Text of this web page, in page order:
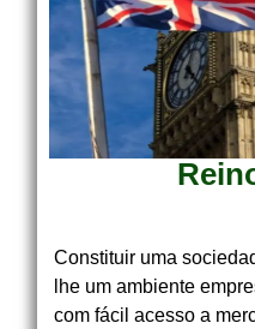
Constituir uma
lhe um ambiente
com fácil acesso a